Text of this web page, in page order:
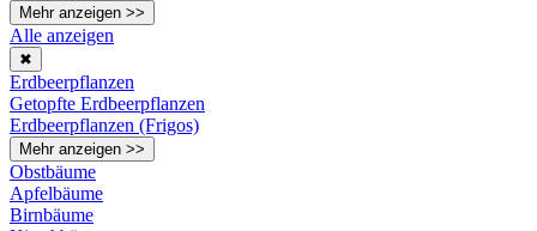
Mehr anzeigen >>
Alle anzeigen
✖
Erdbeerpflanzen
Getopfte Erdbeerpflanzen
Erdbeerpflanzen (Frigos)
Mehr anzeigen >>
Obstbäume
Apfelbäume
Birnbäume